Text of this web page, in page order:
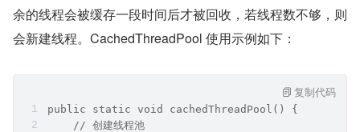
余的线程会被缓存一段时间后才被回收，若线程数不够，则
会新建线程。CachedThreadPool 使用示例如下：
public static void cachedThreadPool() {
    // 创建线程池
复制代码